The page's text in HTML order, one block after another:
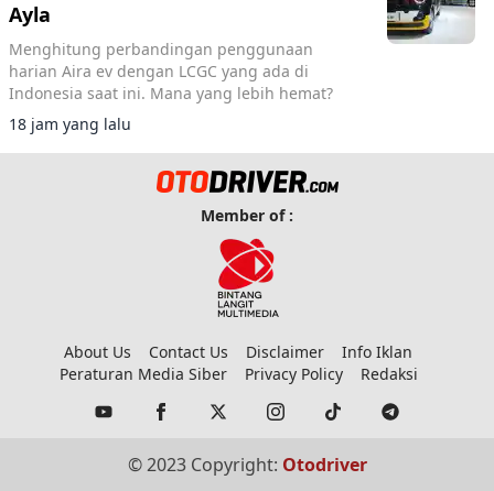
Ayla
Menghitung perbandingan penggunaan
harian Aira ev dengan LCGC yang ada di
Indonesia saat ini. Mana yang lebih hemat?
18 jam yang lalu
Member of :
About Us Contact Us Disclaimer
Info Iklan
Peraturan Media Siber
Privacy Policy Redaksi
© 2023 Copyright: Otodriver